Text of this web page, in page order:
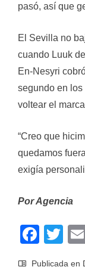
pasó, así que
El Sevilla no
cuando Luuk
En-Nesyri
segundo en los
voltear el
“Creo que
quedamos
exigía
Por Agencia
Publicada en